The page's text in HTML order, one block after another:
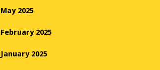
May 2025
February 2025
January 2025